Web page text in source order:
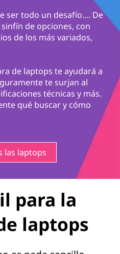
ser todo un desafío.... De
de opciones, con
de los más variados,
de laptops te ayudará a
te surjan al
técnicas y más.
qué buscar y cómo
las laptops
para la
laptops